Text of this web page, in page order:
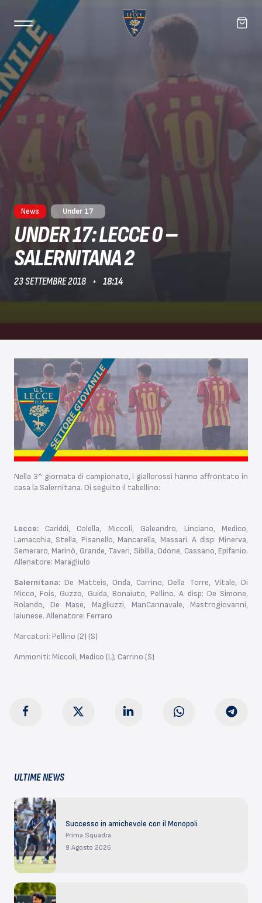
News Under 17
UNDER 17: LECCE 0 –
SALERNITANA 2
23 SETTEMBRE 2018 18:14
Nella 3^ giornata di campionato, i giallorossi hanno affrontato in
casa la Salernitana. Di seguito il tabellino:
Lecce: Cariddi, Colella, Miccoli, Galeandro, Linciano, Medico,
Lamacchia, Stella, Pisanello, Mancarella, Massari. A disp: Minerva,
Semeraro, Marinò, Grande, Taveri, Sibilla, Odone, Cassano, Epifanio.
Allenatore: Maragliulo
Salernitana: De Matteis, Onda, Carrino, Della Torre, Vitale, Di
Micco, Fois, Guzzo, Guida, Bonaiuto, Pellino. A disp: De Simone,
Rolando, De Mase, Magliuzzi, ManCannavale, Mastrogiovanni,
Iaiunese. Allenatore: Ferraro
Marcatori: Pellino (2) (S)
Ammoniti: Miccoli, Medico (L); Carrino (S)
ULTIME NEWS
Successo in amichevole con il Monopoli
Prima Squadra
9 Agosto 2026